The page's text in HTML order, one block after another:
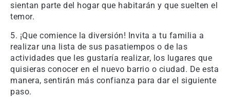
sientan parte del hogar que habitarán y que suelten el
temor.
5. ¡Que comience la diversión! Invita a tu familia a
realizar una lista de sus pasatiempos o de las
actividades que les gustaría realizar, los lugares que
quisieras conocer en el nuevo barrio o ciudad. De esta
manera, sentirán más confianza para dar el siguiente
paso.